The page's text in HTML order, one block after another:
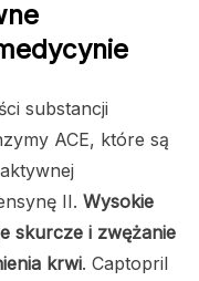
substancji
ACE, które są
II. Wysokie
skurcze i zwężanie
krwi. Captopril